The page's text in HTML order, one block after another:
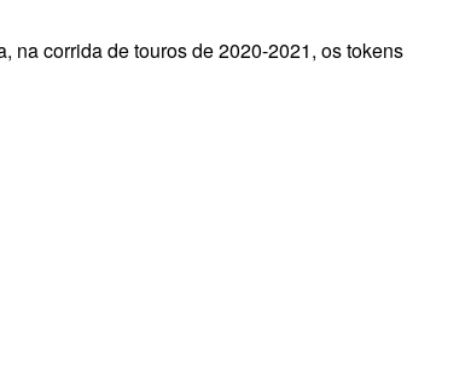
na corrida de touros de 2020-2021, os tokens